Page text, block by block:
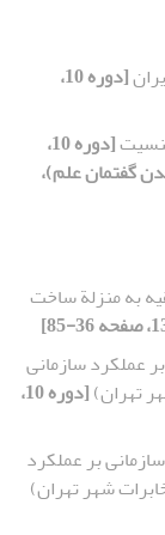
[دوره 10،
[دوره 10،
گفتمان علم)،
به منزلة ساخت
عملکرد سازمانی
تهران)
[دوره 10،
بر عملکرد
شهر تهران)